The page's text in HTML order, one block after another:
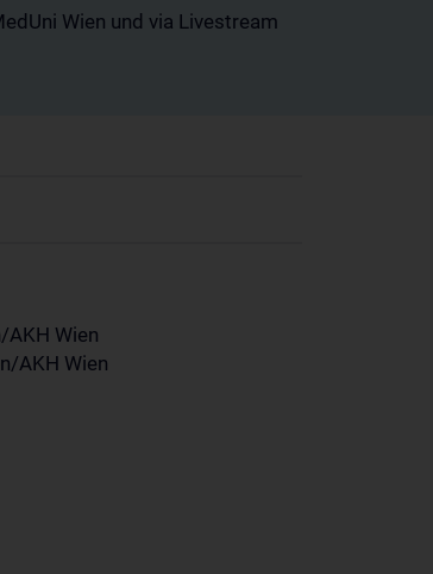
Wien und via Livestream
Wien
AKH Wien